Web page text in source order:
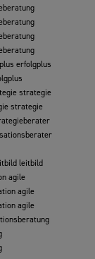
erfolgplus
strategie
strategie
leitbild
agile
agile
agile